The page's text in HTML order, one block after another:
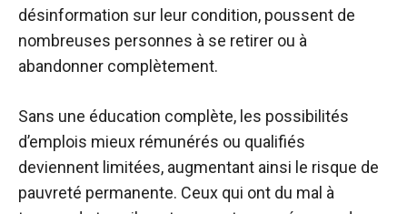
désinformation sur leur condition, poussent de
nombreuses personnes à se retirer ou à
abandonner complètement.
Sans une éducation complète, les possibilités
d’emplois mieux rémunérés ou qualifiés
deviennent limitées, augmentant ainsi le risque de
pauvreté permanente. Ceux qui ont du mal à